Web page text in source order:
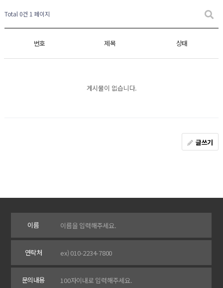
Total 0건 1 페이지
번호 제목 상태
게시물이 없습니다.
글쓰기
이름
연락처
문의내용